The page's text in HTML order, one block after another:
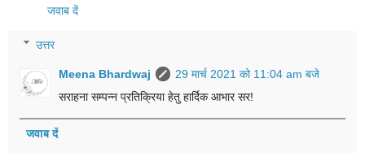
जवाब दें
उत्तर
Meena Bhardwaj
29 मार्च 2021 को 11:04 am बजे
सराहना सम्पन्न प्रतिक्रिया हेतु हार्दिक आभार सर!
जवाब दें